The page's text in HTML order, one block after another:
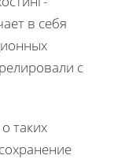
в себя
с
таких